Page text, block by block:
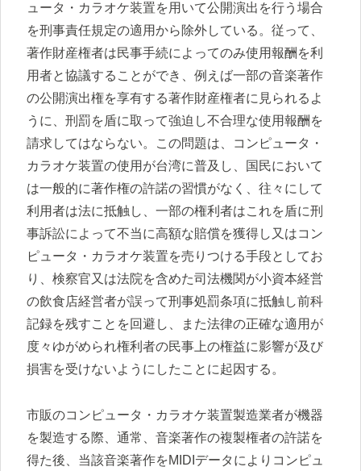
ュータ・カラオケ装置を用いて公開演出を行う場合
を刑事責任規定の適用から除外している。従って、
著作財産権者は民事手続によってのみ使用報酬を利
用者と協議することができ、例えば一部の音楽著作
の公開演出権を享有する著作財産権者に見られるよ
うに、刑罰を盾に取って強迫し不合理な使用報酬を
請求してはならない。この問題は、コンピュータ・
カラオケ装置の使用が台湾に普及し、国民において
は一般的に著作権の許諾の習慣がなく、往々にして
利用者は法に抵触し、一部の権利者はこれを盾に刑
事訴訟によって不当に高額な賠償を獲得し又はコン
ピュータ・カラオケ装置を売りつける手段としてお
り、検察官又は法院を含めた司法機関が小資本経営
の飲食店経営者が誤って刑事処罰条項に抵触し前科
記録を残すことを回避し、また法律の正確な適用が
度々ゆがめられ権利者の民事上の権益に影響が及び
損害を受けないようにしたことに起因する。
市販のコンピュータ・カラオケ装置製造業者が機器
を製造する際、通常、音楽著作の複製権者の許諾を
得た後、当該音楽著作をMIDIデータによりコンピュ